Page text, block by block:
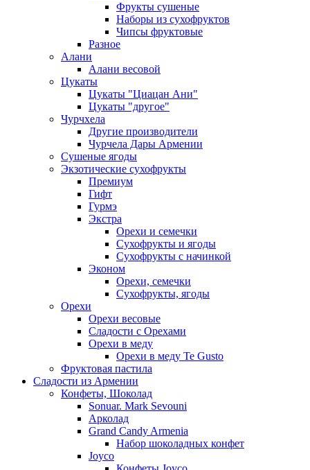
Фрукты сушеные
Наборы из сухофруктов
Чипсы фруктовые
Разное
Алани
Алани весовой
Цукаты
Цукаты "Циацан Ани"
Цукаты "другое"
Чурчхела
Другие производители
Чурчела Дары Армении
Сушеные ягоды
Экзотические сухофрукты
Премиум
Гифт
Гурмэ
Экстра
Орехи и семечки
Сухофрукты и ягоды
Сухофрукты с начинкой
Эконом
Орехи, семечки
Сухофрукты, ягоды
Орехи
Орехи весовые
Сладости с Орехами
Орехи в меду
Орехи в меду Te Gusto
Фруктовая пастила
Сладости из Армении
Конфеты, Шоколад
Sonuar. Mark Sevouni
Арколад
Grand Candy Armenia
Набор шоколадных конфет
Joyco